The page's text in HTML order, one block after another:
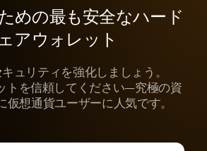
めの最も安全なハード
アウォレット
ュリティを強化しましょう。
トを信頼してください—究極の資
仮想通貨ユーザーに人気です。